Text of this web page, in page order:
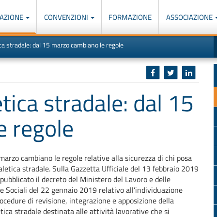
CONVENZIONI FORMAZIONE ASSOCIAZIONE
stradale: dal 15 marzo cambiano le regole
stradale: dal 15
regole
cambiano le regole relative alla sicurezza di chi posa
stradale. Sulla Gazzetta Ufficiale del 13 febbraio 2019
il decreto del Ministero del Lavoro e delle
Sociali del 22 gennaio 2019 relativo all’individuazione
di revisione, integrazione e apposizione della
stradale destinata alle attività lavorative che si